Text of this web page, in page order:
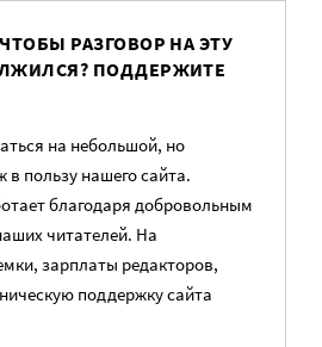
РАЗГОВОР НА ЭТУ
ПОДДЕРЖИТЕ
на небольшой, но
в пользу нашего сайта.
благодаря добровольным
читателей. На
зарплаты редакторов,
поддержку сайта